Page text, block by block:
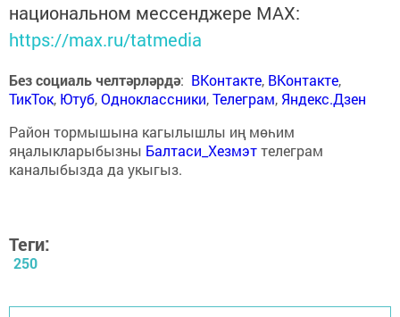
национальном мессенджере MАХ:
https://max.ru/tatmedia
Без социаль челтәрләрдә: ВКонтакте, ВКонтакте,
ТикТок, Ютуб,Одноклассники,Телеграм, Яндекс.Дзен
Район тормышына кагылышлы иң мөһим
яңалыкларыбызны Балтаси_Хезмэттелеграм
каналыбызда да укыгыз.
Теги:
250